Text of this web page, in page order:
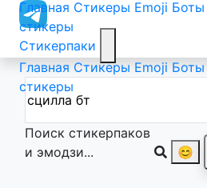
Стикерпаки
Главная Стикеры Emoji Боты
стикеры
Главная Стикеры Emoji Боты
стикеры
Поиск стикерпаков
и эмодзи...
😊